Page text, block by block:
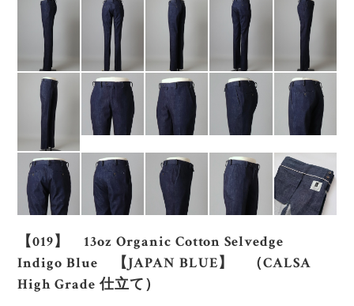
【019】 13oz Organic Cotton Selvedge
Indigo Blue 【JAPAN BLUE】 （CALSA
High Grade 仕立て）